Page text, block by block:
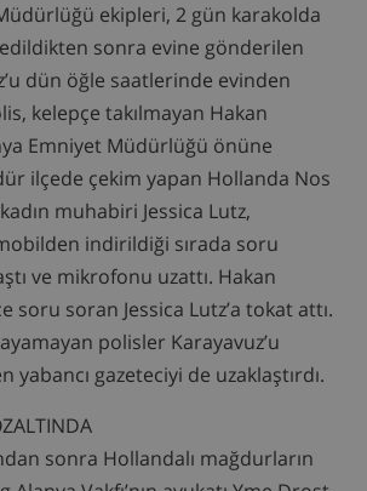
ekipleri, 2 gün karakolda
sonra evine gönderilen
dün öğle saatlerinde evinden
kelepçe takılmayan Hakan
Emniyet Müdürlüğü önüne
ilçede çekim yapan Hollanda Nos
muhabiri Jessica Lutz,
indirildiği sırada soru
ve mikrofonu uzattı. Hakan
soru soran Jessica Lutz’a tokat attı.
polisler Karayavuz’u
yabancı gazeteciyi de uzaklaştırdı.
sonra Hollandalı mağdurların